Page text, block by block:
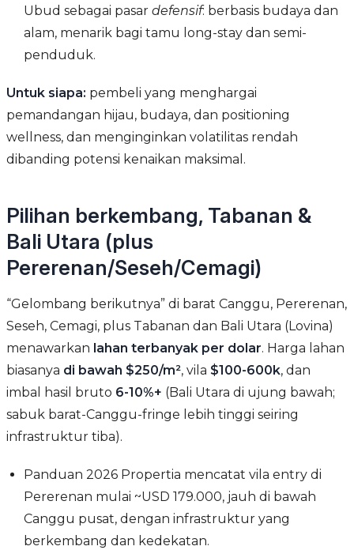
Ubud sebagai pasardefensif: berbasis budaya dan
alam, menarik bagi tamu long-stay dan semi-
penduduk.
Untuk siapa: pembeli yang menghargai
pemandangan hijau, budaya, dan positioning
wellness, dan menginginkan volatilitas rendah
dibanding potensi kenaikan maksimal.
Pilihan berkembang, Tabanan &
Bali Utara (plus
Pererenan/Seseh/Cemagi)
“Gelombang berikutnya” di barat Canggu, Pererenan,
Seseh, Cemagi, plus Tabanan dan Bali Utara (Lovina)
menawarkan lahan terbanyak per dolar. Harga lahan
biasanya di bawah $250/m², vila $100-600k, dan
imbal hasil bruto 6-10%+ (Bali Utara di ujung bawah;
sabuk barat-Canggu-fringe lebih tinggi seiring
infrastruktur tiba).
Panduan 2026 Propertia mencatat vila entry di
Pererenan mulai ~USD 179.000, jauh di bawah
Canggu pusat, dengan infrastruktur yang
berkembang dan kedekatan.